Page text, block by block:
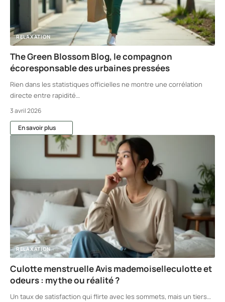
RELAXATION
The Green Blossom Blog, le compagnon
écoresponsable des urbaines pressées
Rien dans les statistiques officielles ne montre une corrélation
directe entre rapidité…
3 avril 2026
En savoir plus
RELAXATION
Culotte menstruelle Avis mademoiselleculotte et
odeurs : mythe ou réalité ?
Un taux de satisfaction qui flirte avec les sommets, mais un tiers…